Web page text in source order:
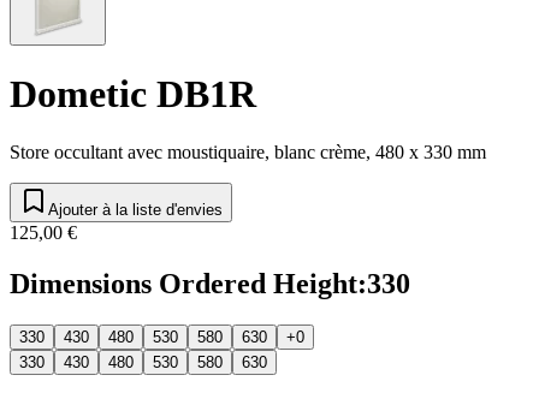
Dometic DB1R
Store occultant avec moustiquaire, blanc crème, 480 x 330 mm
Ajouter à la liste d'envies
125,00 €
Dimensions Ordered Height:330
330 430 480 530 580 630
+0
330
430 480 530 580 630